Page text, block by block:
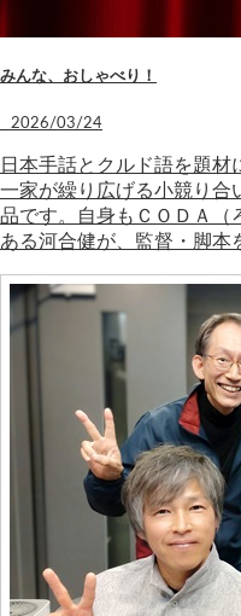
みんな、おしゃべり！
2026/03/24
日本手話とクルド語を題材
一家が繰り広げる小競り合
品です。自身もＣＯＤＡ（
ある河合健が、監督・脚本